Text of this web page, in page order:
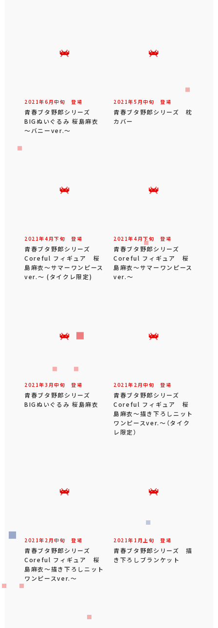
2021年6 月中旬 登場
青春ブタ野郎シリーズ
BIGぬいぐるみ 桜島麻衣
～バニーver.～
2021年5 月中旬 登場
青春ブタ野郎シリーズ 枕
カバー
2021年4 月下旬 登場
青春ブタ野郎シリーズ
Coreful フィギュア 桜
島麻衣～サマーワンピース
ver.～ (タイクレ限定)
2021年4 月下旬 登場
青春ブタ野郎シリーズ
Coreful フィギュア 桜
島麻衣～サマーワンピース
ver.～
2021年3 月中旬 登場
青春ブタ野郎シリーズ
BIGぬいぐるみ 桜島麻衣
2021年 2 月中旬 登場
青春ブタ野郎シリーズ
Coreful フィギュア 桜
島麻衣～描き下ろしニット
ワンピースver.～（タイク
レ限定）
2021年 2 月中旬 登場
青春ブタ野郎シリーズ
Coreful フィギュア 桜
島麻衣～描き下ろしニット
ワンピースver.～
2021年 1 月 上旬 登場
青春ブタ野郎シリーズ 描
き下ろしブランケット